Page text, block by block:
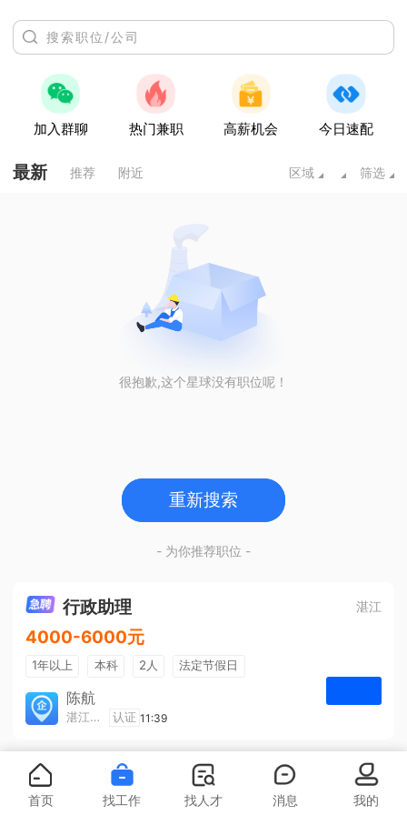
加入群聊 热门兼职 高薪机会 今日速配
最新 推荐 附近 区域 筛选
很抱歉,这个星球没有职位呢！
重新搜索
- 为你推荐职位 -
行政助理 湛江
4000-6000元
1年以上 本科 2人
法定节假日
包吃住
五险一金
陈航
湛江旅游集散中心有限公司 认证 11:39
首页 找工作 找人才 消息 我的